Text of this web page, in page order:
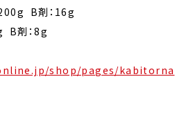
B剤：16g
B剤：8g
shop/pages/kabitorna